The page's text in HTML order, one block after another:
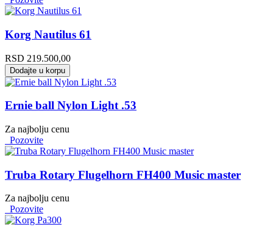
Korg Nautilus 61
RSD 219.500,00
Dodajte u korpu
Ernie ball Nylon Light .53
Za najbolju cenu
Pozovite
Truba Rotary Flugelhorn FH400 Music master
Za najbolju cenu
Pozovite